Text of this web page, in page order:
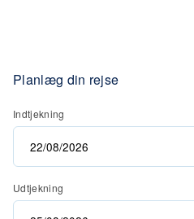
Planlæg din rejse
Indtjekning
Udtjekning